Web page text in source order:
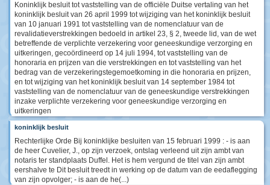
Koninklijk besluit tot vaststelling van de officiële Duitse vertaling van het
koninklijk besluit van 26 april 1999 tot wijziging van het koninklijk besluit
van 10 januari 1991 tot vaststelling van de nomenclatuur van de
revalidatieverstrekkingen bedoeld in artikel 23, § 2, tweede lid, van de wet
betreffende de verplichte verzekering voor geneeskundige verzorging en
uitkeringen, gecoördineerd op 14 juli 1994, tot vaststelling van de
honoraria en prijzen van die verstrekkingen en tot vaststelling van het
bedrag van de verzekeringstegemoetkoming in die honoraria en prijzen,
en tot wijziging van het koninklijk besluit van 14 september 1984 tot
vaststelling van de nomenclatuur van de geneeskundige verstrekkingen
inzake verplichte verzekering voor geneeskundige verzorging en
uitkeringen
koninklijk besluit
Rechterlijke Orde Bij koninklijke besluiten van 15 februari 1999 : - is aan
de heer Cuvelier, J., op zijn verzoek, ontslag verleend uit zijn ambt van
notaris ter standplaats Duffel. Het is hem vergund de titel van zijn ambt
eershalve te Dit besluit treedt in werking op de datum van de eedaflegging
van zijn opvolger; - is aan de he(...)